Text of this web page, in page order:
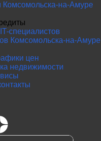
Комсомольска-на-Амуре
специалистов
Комсомольска-на-Амуре
цен
недвижимости